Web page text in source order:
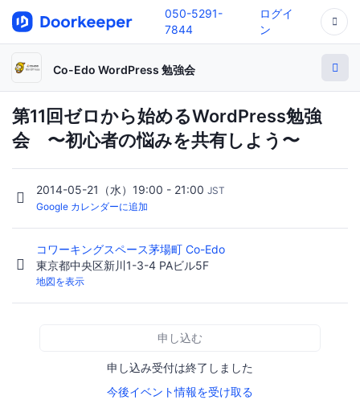
050-5291-
7844
ログイ
ン
Co-Edo WordPress 勉強会
第11回ゼロから始めるWordPress勉強
会 〜初心者の悩みを共有しよう〜
2014-05-21（水）19:00 - 21:00 JST
Google カレンダーに追加
コワーキングスペース茅場町 Co-Edo
東京都中央区新川1-3-4 PAビル5F
地図を表示
申し込む
申し込み受付は終了しました
今後イベント情報を受け取る